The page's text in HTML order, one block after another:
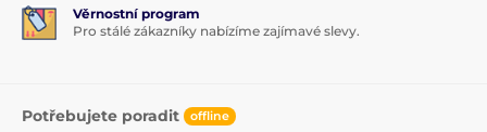
Věrnostní program
Pro stálé zákazníky nabízíme zajímavé slevy.
Potřebujete poradit offline